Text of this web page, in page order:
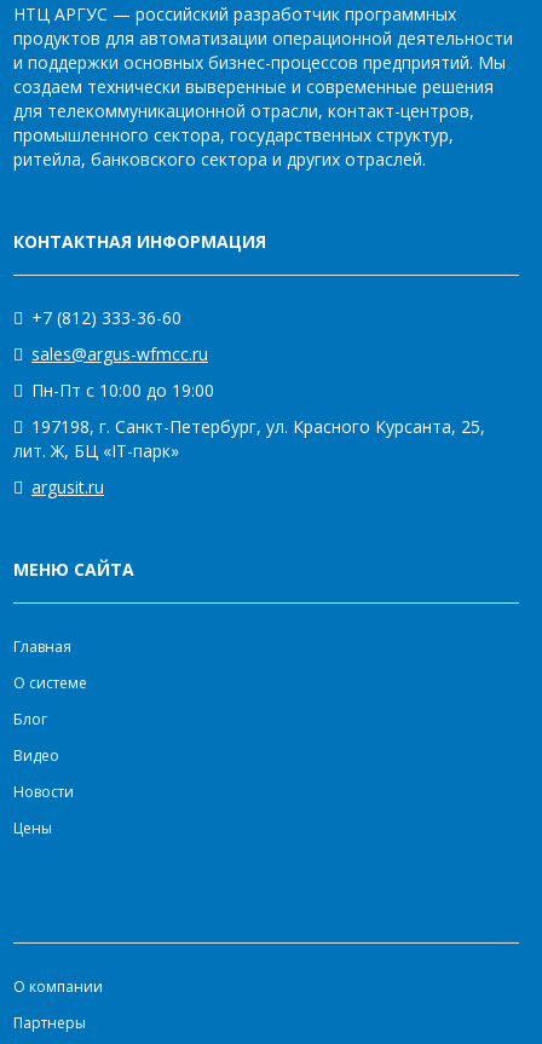
НТЦ АРГУС — российский разработчик программных
продуктов для автоматизации операционной деятельности
и поддержки основных бизнес-процессов предприятий. Мы
создаем технически выверенные и современные решения
для телекоммуникационной отрасли, контакт-центров,
промышленного сектора, государственных структур,
ритейла, банковского сектора и других отраслей.
КОНТАКТНАЯ ИНФОРМАЦИЯ
+7 (812) 333-36-60
sales@argus-wfmcc.ru
Пн-Пт с 10:00 до 19:00
197198, г. Санкт-Петербург, ул. Красного Курсанта, 25,
лит. Ж, БЦ «IT-парк»
argusit.ru
МЕНЮ САЙТА
Главная
О системе
Блог
Видео
Новости
Цены
О компании
Партнеры